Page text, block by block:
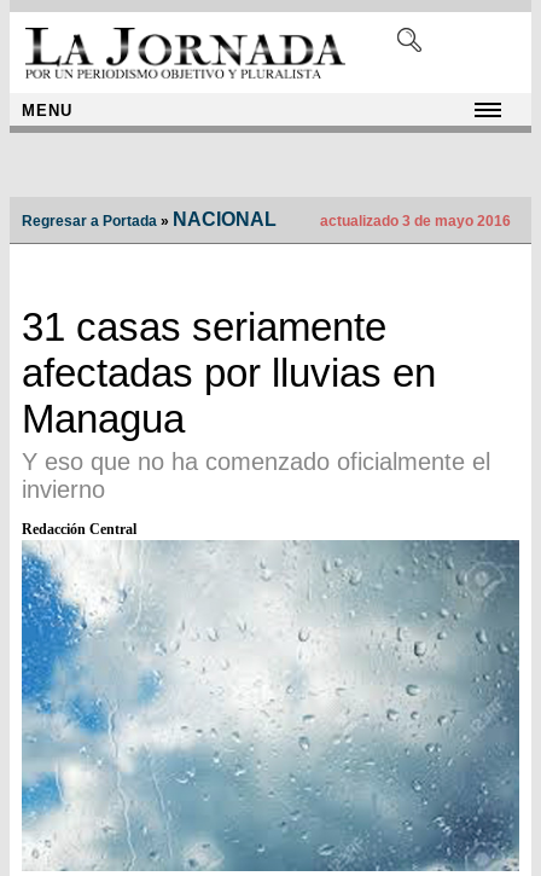
MENU
Regresar a Portada » NACIONAL actualizado 3 de mayo 2016
31 casas seriamente
afectadas por lluvias en
Managua
Y eso que no ha comenzado oficialmente el
invierno
Redacción Central